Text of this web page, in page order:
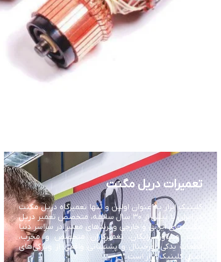
تعمیرات دریل مگنت
کلینیک ابزار به عنوان اولین و تنها تعمیرگاه دریل مگنت
در ایران با بیش از ۳۰ سال سابقه، متخصص تعمیر دریل
مگنت‌های ایرانی و خارجی و برندهای معتبر در سراسر دنیا
است. مشاوره رایگان، تعمیرکاران متخصص و مجرب،
قطعات یدکی اورجینال و پشتیبانی واقعی از ویژگی‌های
اصلی کلینیک ابزار است.